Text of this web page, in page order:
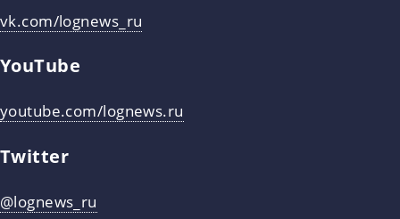
vk.com/lognews_ru
YouTube
youtube.com/lognews.ru
Twitter
@lognews_ru